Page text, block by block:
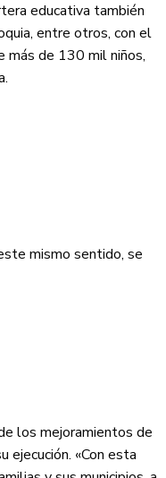
educativa también
entre otros, con el
más de 130 mil niños,
mismo sentido, se
los mejoramientos de
«Con esta